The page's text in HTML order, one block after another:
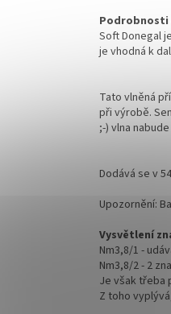
Soft Donegal
je vhodná k
Tato vlněná
při výrobě.
;-) vlna
Dodává se v
Upozornění:
Vysvětlení
Nm3,8/1 -
Nm3,8/2 - 2
Je však třeba
Z toho